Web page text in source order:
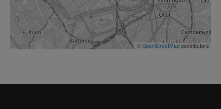
© OpenStreetMap contributors